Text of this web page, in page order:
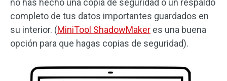
no has hecho una copia de seguridad o un respaldo
completo de tus datos importantes guardados en
su interior. (MiniTool ShadowMaker es una buena
opción para que hagas copias de seguridad).